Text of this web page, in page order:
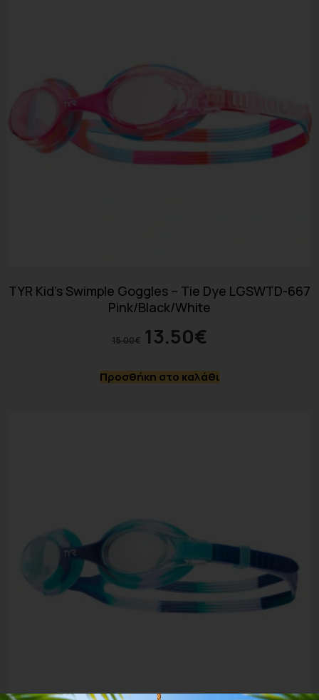
TYR Kid’s Swimple Goggles – Tie Dye LGSWTD-667
Pink/Black/White
15.00€ 13.50€
Προσθήκη στο καλάθι